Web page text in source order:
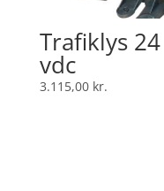
Trafiklys 24
vdc
3.115,00 kr.